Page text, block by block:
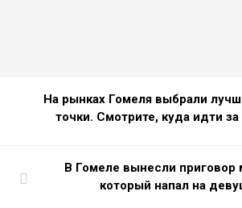
На рынках Гомеля выбрали
точки. Смотрите, куда идти за
В Гомеле вынесли приговор
который напал на